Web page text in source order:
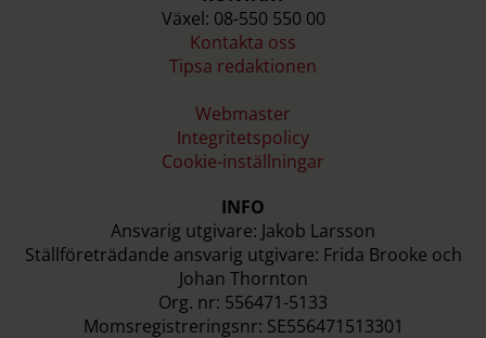
Växel: 08-550 550 00
Kontakta oss
Tipsa redaktionen
Webmaster
Integritetspolicy
Cookie-inställningar
INFO
Ansvarig utgivare: Jakob Larsson
Ställföreträdande ansvarig utgivare: Frida Brooke och
Johan Thornton
Org. nr: 556471-5133
Momsregistreringsnr: SE556471513301